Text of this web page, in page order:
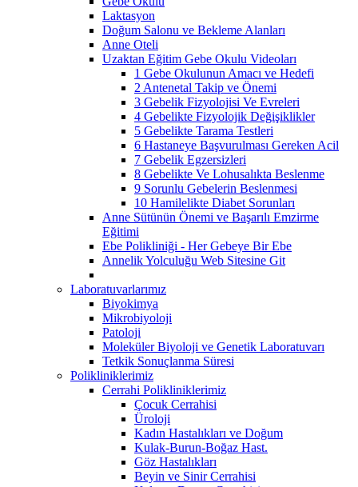
Laktasyon
Doğum Salonu ve Bekleme Alanları
Anne Oteli
Uzaktan Eğitim Gebe Okulu Videoları
1 Gebe Okulunun Amacı ve Hedefi
2 Antenetal Takip ve Önemi
3 Gebelik Fizyolojisi Ve Evreleri
4 Gebelikte Fizyolojik Değişiklikler
5 Gebelikte Tarama Testleri
6 Hastaneye Başvurulması Gereken Acil
7 Gebelik Egzersizleri
8 Gebelikte Ve Lohusalıkta Beslenme
9 Sorunlu Gebelerin Beslenmesi
10 Hamilelikte Diabet Sorunları
Anne Sütünün Önemi ve Başarılı Emzirme
Eğitimi
Ebe Polikliniği - Her Gebeye Bir Ebe
Annelik Yolculuğu Web Sitesine Git
Laboratuvarlarımız
Biyokimya
Mikrobiyoloji
Patoloji
Moleküler Biyoloji ve Genetik Laboratuvarı
Tetkik Sonuçlanma Süresi
Polikliniklerimiz
Cerrahi Polikliniklerimiz
Çocuk Cerrahisi
Üroloji
Kadın Hastalıkları ve Doğum
Kulak-Burun-Boğaz Hast.
Göz Hastalıkları
Beyin ve Sinir Cerrahisi